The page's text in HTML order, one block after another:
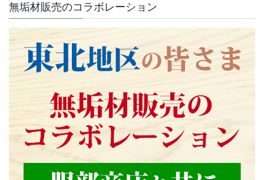
無垢材販売のコラボレーション